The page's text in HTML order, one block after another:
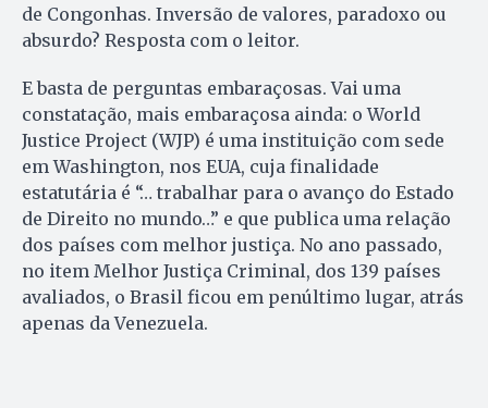
de Congonhas. Inversão de valores, paradoxo ou
absurdo? Resposta com o leitor.
E basta de perguntas embaraçosas. Vai uma
constatação, mais embaraçosa ainda: o World
Justice Project (WJP) é uma instituição com sede
em Washington, nos EUA, cuja finalidade
estatutária é “… trabalhar para o avanço do Estado
de Direito no mundo…” e que publica uma relação
dos países com melhor justiça. No ano passado,
no item Melhor Justiça Criminal, dos 139 países
avaliados, o Brasil ficou em penúltimo lugar, atrás
apenas da Venezuela.